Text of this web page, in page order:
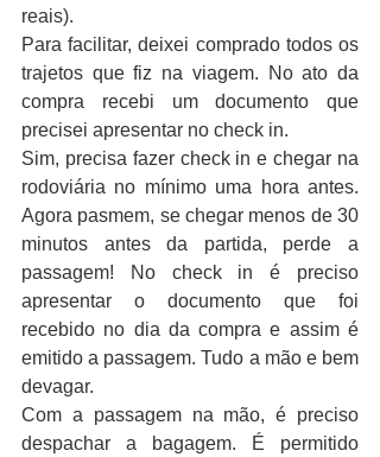
reais).
Para facilitar, deixei comprado todos os
trajetos que fiz na viagem. No ato da
compra recebi um documento que
precisei apresentar no check in.
Sim, precisa fazer check in e chegar na
rodoviária no mínimo uma hora antes.
Agora pasmem, se chegar menos de 30
minutos antes da partida, perde a
passagem! No check in é preciso
apresentar o documento que foi
recebido no dia da compra e assim é
emitido a passagem. Tudo a mão e bem
devagar.
Com a passagem na mão, é preciso
despachar a bagagem. É permitido